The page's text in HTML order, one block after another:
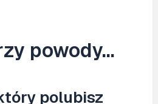
powody…
polubisz